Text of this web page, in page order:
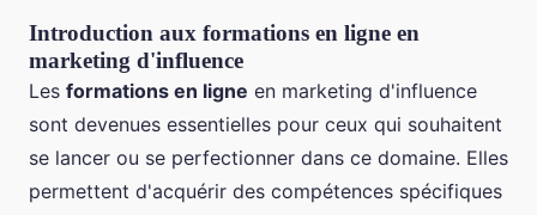
Introduction aux formations en ligne en
marketing d'influence
Les formations en ligne en marketing d'influence
sont devenues essentielles pour ceux qui souhaitent
se lancer ou se perfectionner dans ce domaine. Elles
permettent d'acquérir des compétences spécifiques